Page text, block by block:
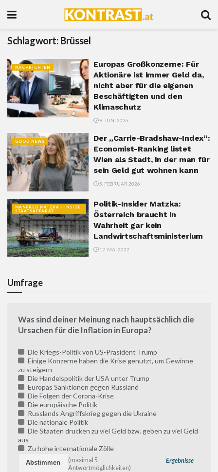
Schlagwort: Brüssel
NACHRICHTEN
Europas Großkonzerne: Für
Aktionäre ist immer Geld da,
nicht aber für die eigenen
Beschäftigten und den
Klimaschutz
9. JUNI 2026
GOOD NEWS
Der „Carrie-Bradshaw-Index“:
Economist-Ranking listet
Wien als Stadt, in der man für
sein Geld gut wohnen kann
5. FEBRUAR 2026
MANFRED MATZKA - INSIDE
STAATSAPPARAT
Politik-Insider Matzka:
Österreich braucht in
Wahrheit gar kein
Landwirtschaftsministerium
12. MAI 2022
Umfrage
Was sind deiner Meinung nach hauptsächlich die
Ursachen für die Inflation in Europa?
Die Kriegs-Politik von US-Präsident Trump
Einige Konzerne haben die Krise genutzt, um Gewinne
zu steigern
Die Handelspolitik der USA unter Trump
Europas Sanktionen gegen Russland
Die Folgen der Corona-Krise
Die europäische Politik
Russlands Angriffskrieg gegen die Ukraine
Die nationale Politik
Die Staaten drucken zu viel Geld bzw. geben zu viel Geld
aus
Zu hohe internationale Zölle
Ergebnisse
(maximal 5
Antwortmöglichkeiten)